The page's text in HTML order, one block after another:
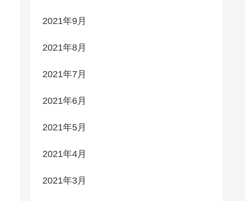
2021年9月
2021年8月
2021年7月
2021年6月
2021年5月
2021年4月
2021年3月